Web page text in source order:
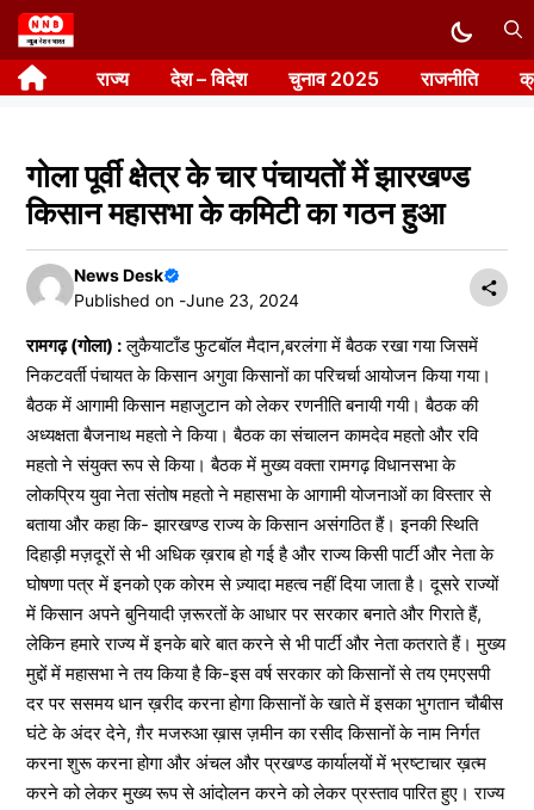
Skip
to
content राज्य देश – विदेश चुनाव 2025 राजनीति
गोला पूर्वी क्षेत्र के चार पंचायतों में झारखण्ड
किसान महासभा के कमिटी का गठन हुआ
News Desk
Published on -June 23, 2024
रामगढ़ (गोला) :लुकैयाटाँड फुटबॉल मैदान,बरलंगा में बैठक रखा गया जिसमें
निकटवर्ती पंचायत के किसान अगुवा किसानों का परिचर्चा आयोजन किया गया।
बैठक में आगामी किसान महाजुटान को लेकर रणनीति बनायी गयी। बैठक की
अध्यक्षता बैजनाथ महतो ने किया। बैठक का संचालन कामदेव महतो और रवि
महतो ने संयुक्त रूप से किया। बैठक में मुख्य वक्ता रामगढ़ विधानसभा के
लोकप्रिय युवा नेता संतोष महतो ने महासभा के आगामी योजनाओं का विस्तार से
बताया और कहा कि- झारखण्ड राज्य के किसान असंगठित हैं। इनकी स्थिति
दिहाड़ी मज़दूरों से भी अधिक ख़राब हो गई है और राज्य किसी पार्टी और नेता के
घोषणा पत्र में इनको एक कोरम से ज़्यादा महत्व नहीं दिया जाता है। दूसरे राज्यों
में किसान अपने बुनियादी ज़रूरतों के आधार पर सरकार बनाते और गिराते हैं,
लेकिन हमारे राज्य में इनके बारे बात करने से भी पार्टी और नेता कतराते हैं। मुख्य
मुद्दों में महासभा ने तय किया है कि-इस वर्ष सरकार को किसानों से तय एमएसपी
दर पर ससमय धान ख़रीद करना होगा किसानों के खाते में इसका भुगतान चौबीस
घंटे के अंदर देने, ग़ैर मजरुआ ख़ास ज़मीन का रसीद किसानों के नाम निर्गत
करना शुरू करना होगा और अंचल और प्रखण्ड कार्यालयों में भ्रष्टाचार ख़त्म
करने को लेकर मुख्य रूप से आंदोलन करने को लेकर प्रस्ताव पारित हुए। राज्य